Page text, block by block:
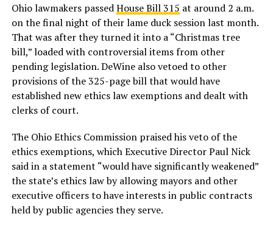
Ohio lawmakers passedHouse Bill 315 at around 2 a.m.
on the final night of their lame duck session last month.
That was after they turned it into a “Christmas tree
bill,” loaded with controversial items from other
pending legislation. DeWine also vetoed to other
provisions of the 325-page bill that would have
established new ethics law exemptions and dealt with
clerks of court.
The Ohio Ethics Commission praised his veto of the
ethics exemptions, which Executive Director Paul Nick
said in a statement “would have significantly weakened”
the state’s ethics law by allowing mayors and other
executive officers to have interests in public contracts
held by public agencies they serve.